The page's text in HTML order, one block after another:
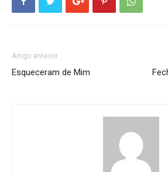
Artigo anterior
Esqueceram de Mim